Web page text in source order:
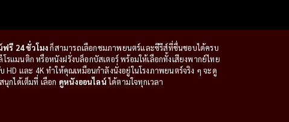
รี 24 ชั่วโมงก็สามารถเลือกชมภาพยนตร์และซีรีส์ที่ชื่นชอบได้ครบ
รแมนติก หรือหนังฝรั่งบล็อกบัสเตอร์ พร้อมให้เลือกทั้งเสียงพากย์ไทย
และ 4K ทำให้คุณเหมือนกำลังนั่งอยู่ในโรงภาพยนตร์จริง ๆ จะดู
กได้เต็มที่ เลือก ดูหนังออนไลน์ได้ตามใจทุกเวลา